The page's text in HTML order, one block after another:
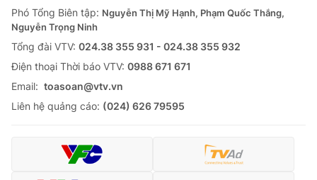
Phó Tổng Biên tập: Nguyễn Thị Mỹ Hạnh, Phạm Quốc Thắng,
Nguyễn Trọng Ninh
Tổng đài VTV: 024.38 355 931 - 024.38 355 932
Ðiện thoại Thời báo VTV: 0988 671 671
Email: toasoan@vtv.vn
Liên hệ quảng cáo: (024) 626 79595